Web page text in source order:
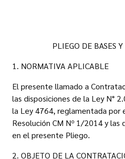
PLIEGO DE BASES
1. NORMATIVA APLICABLE
El presente llamado a
las disposiciones de la Ley N°
la Ley 4764, reglamentada por
Resolución CM Nº 1/2014 y las
en el presente Pliego.
2. OBJETO DE LA